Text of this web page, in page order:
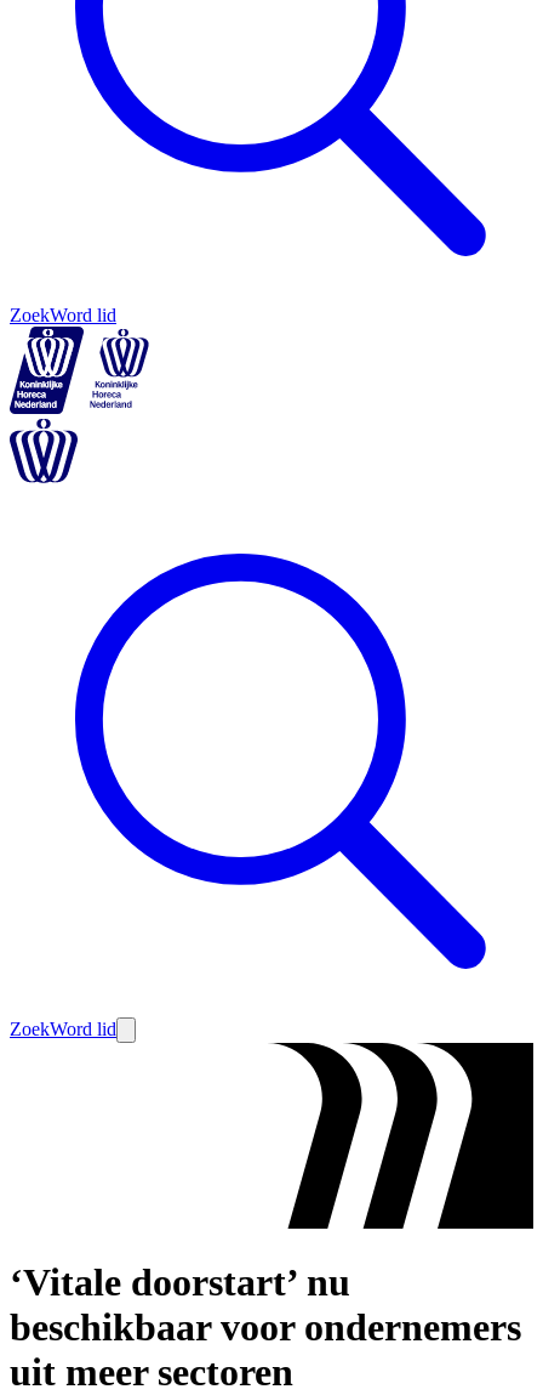
ZoekWord lid
ZoekWord lid
‘Vitale doorstart’ nu
beschikbaar voor ondernemers
uit meer sectoren